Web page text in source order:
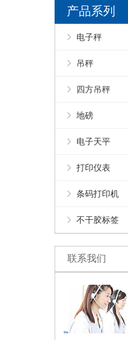
产品系列
电子秤
吊秤
四方吊秤
地磅
电子天平
打印仪表
条码打印机
不干胶标签
联系我们